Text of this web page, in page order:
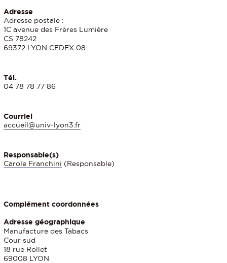
Adresse
Adresse postale :
1C avenue des Frères Lumière
CS 78242
69372 LYON CEDEX 08
Tél.
04 78 78 77 86
Courriel
accueil@univ-lyon3.fr
Responsable(s)
Carole Franchini (Responsable)
Complément coordonnées
Adresse géographique
Manufacture des Tabacs
Cour sud
18 rue Rollet
69008 LYON